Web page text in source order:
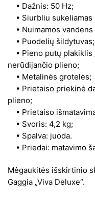
• Dažnis: 50 Hz;
• Siurbliu sukeliamas
• Nuimamos vandens
• Puodelių šildytuvas;
• Pieno putų plakiklis
nerūdijančio plieno;
• Metalinės grotelės;
• Prietaiso priekinė
plieno;
• Prietaiso
• Svoris: 4,2 kg;
• Spalva: juoda.
• Priedai: matavimo
Mėgaukitės išskirtinio
Gaggia „Viva Deluxe“.